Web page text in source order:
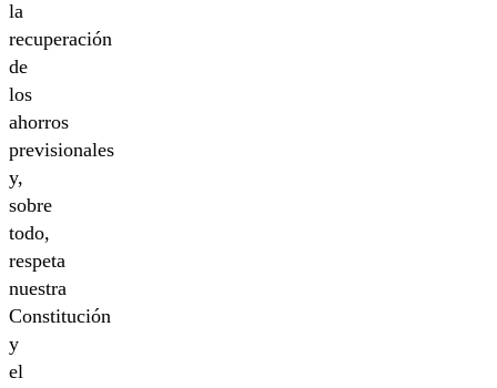
la
recuperación
de
los
ahorros
previsionales
y,
sobre
todo,
respeta
nuestra
Constitución
y
el